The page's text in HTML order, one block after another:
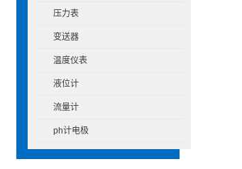
压力表
变送器
温度仪表
液位计
流量计
ph计电极